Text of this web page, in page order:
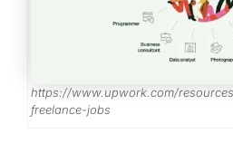
https://www.upwork.com/
freelance-jobs